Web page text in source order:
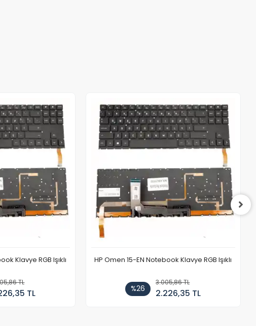
Klavye RGB Işıklı
TL
TL
HP Omen 15-EN Notebook Klavye RGB Işıklı
%26
3.005,86 TL
2.226,35 TL